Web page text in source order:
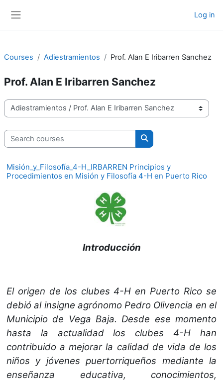
Log in
Courses Adiestramientos Prof. Alan E Iribarren Sanchez
Prof. Alan E Iribarren Sanchez
Course categories
Search courses
Search courses
Misión_y_Filosofía_4-H_IRBARREN Principios y
Procedimientos en Misión y Filosofía 4-H en Puerto Rico
Introducción
El origen de los clubes 4-H en Puerto Rico se
debió al insigne agrónomo Pedro Olivencia en el
Municipio de Vega Baja. Desde ese momento
hasta la actualidad los clubes 4-H han
contribuido a mejorar la calidad de vida de los
niños y jóvenes puertorriqueños mediante la
enseñanza educativa, conocimientos,